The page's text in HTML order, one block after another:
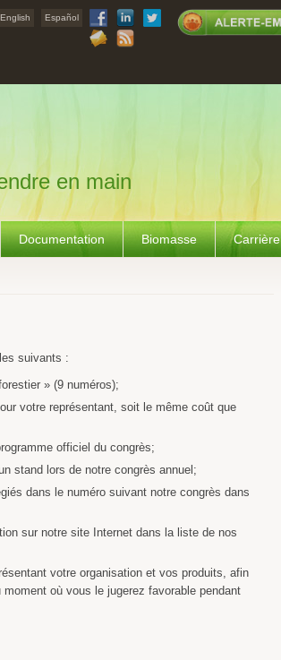
English Español
en main
Documentation Biomasse Carrière
suivants :
» (9 numéros);
votre représentant, soit le même coût que
officiel du congrès;
stand lors de notre congrès annuel;
dans le numéro suivant notre congrès dans
sur notre site Internet dans la liste de nos
votre organisation et vos produits, afin
où vous le jugerez favorable pendant